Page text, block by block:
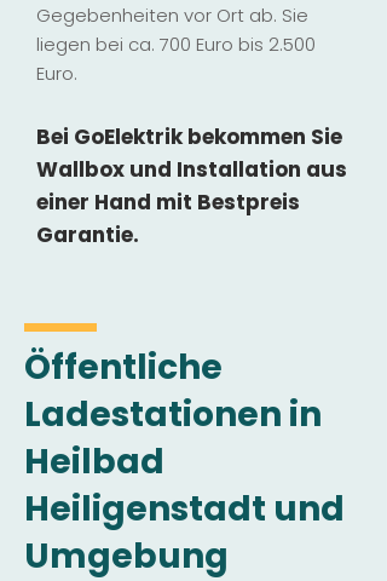
Gegebenheiten vor Ort ab. Sie
liegen bei ca. 700 Euro bis 2.500
Euro.
Bei GoElektrik bekommen Sie
Wallbox und Installation aus
einer Hand mit Bestpreis
Garantie.
Öffentliche
Ladestationen in
Heilbad
Heiligenstadt und
Umgebung